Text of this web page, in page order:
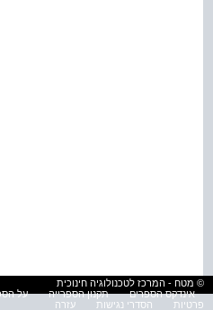
© מטח - המרכז לטכנולוגיה חינוכית
אינדקס הספרים
תקנון הספרייה על
פרטיות
הסדרי נגישות עזרה